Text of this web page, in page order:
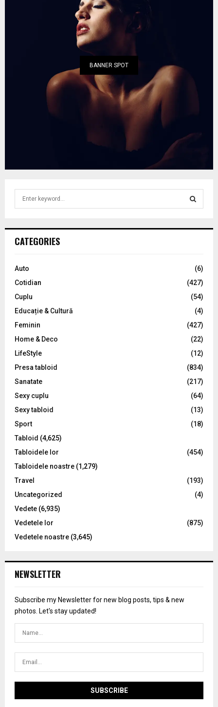
BANNER SPOT
h
o
:
C
CATEGORIES
Auto
(6)
Cotidian
(427)
Cuplu
(54)
Educație & Cultură
(4)
Feminin
(427)
Home & Deco
(22)
LifeStyle
(12)
Presa tabloid
(834)
Sanatate
(217)
Sexy cuplu
(64)
Sexy tabloid
(13)
Sport
(18)
Tabloid (4,625)
Tabloidele lor
(454)
Tabloidele noastre (1,279)
Travel
(193)
Uncategorized
(4)
Vedete (6,935)
Vedetele lor
(875)
Vedetele noastre (3,645)
NEWSLETTER
Subscribe my Newsletter for new blog posts, tips & new
photos. Let's stay updated!